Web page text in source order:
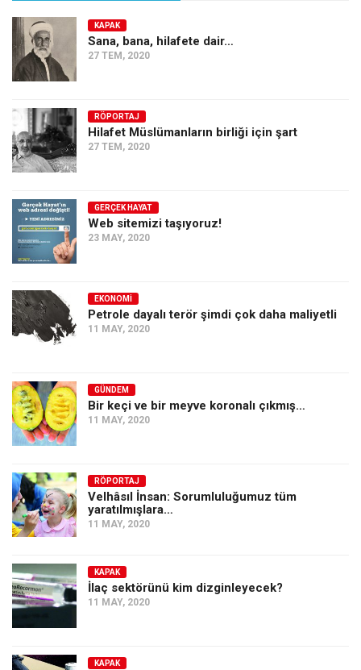
KAPAK
Sana, bana, hilafete dair…
27 TEM, 2020
RÖPORTAJ
Hilafet Müslümanların birliği için şart
27 TEM, 2020
GERÇEK HAYAT
Web sitemizi taşıyoruz!
23 MAY, 2020
EKONOMI
Petrole dayalı terör şimdi çok daha maliyetli
11 MAY, 2020
GÜNDEM
Bir keçi ve bir meyve koronalı çıkmış…
11 MAY, 2020
RÖPORTAJ
Velhâsıl İnsan: Sorumluluğumuz tüm
yaratılmışlara…
11 MAY, 2020
KAPAK
İlaç sektörünü kim dizginleyecek?
11 MAY, 2020
KAPAK